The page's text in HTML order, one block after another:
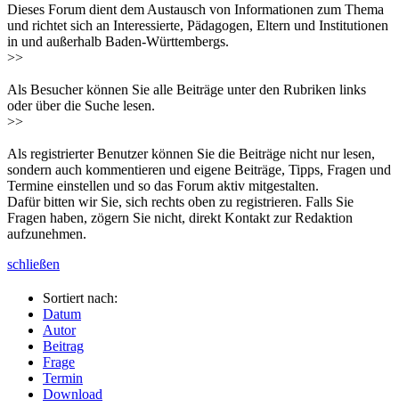
Dieses Forum dient dem Austausch von Informationen zum Thema
und richtet sich an Interessierte, Pädagogen, Eltern und Institutionen
in und außerhalb Baden-Württembergs.
>>
Als Besucher können Sie alle Beiträge unter den Rubriken links
oder über die Suche lesen.
>>
Als registrierter Benutzer können Sie die Beiträge nicht nur lesen,
sondern auch kommentieren und eigene Beiträge, Tipps, Fragen und
Termine einstellen und so das Forum aktiv mitgestalten.
Dafür bitten wir Sie, sich rechts oben zu registrieren. Falls Sie
Fragen haben, zögern Sie nicht, direkt Kontakt zur Redaktion
aufzunehmen.
schließen
Sortiert nach:
Datum
Autor
Beitrag
Frage
Termin
Download